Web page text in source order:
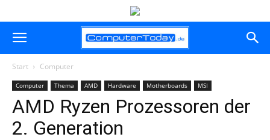
Start Computer
Computer Thema AMD Hardware Motherboards MSI
AMD Ryzen Prozessoren der
2. Generation